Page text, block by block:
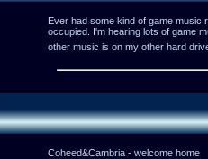
Ever had some kind of game music
occupied. I'm hearing lots of game
other music is on my other hard
Coheed&Cambria - welcome home